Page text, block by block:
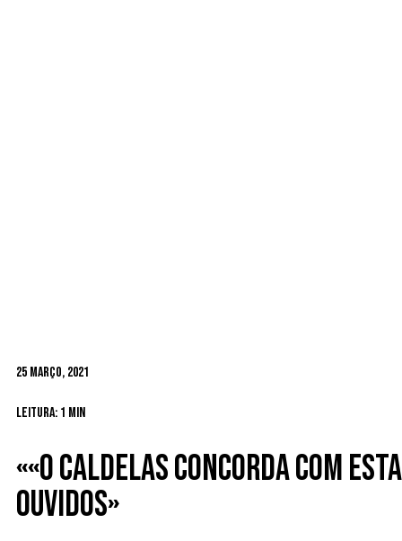
25 Março, 2021
Leitura: 1 min
««O Caldelas concorda com
ouvidos»